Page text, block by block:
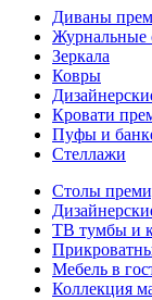
Диваны
Журнальные
Зеркала
Ковры
Кровати
Пуфы и
Стеллажи
Столы
ТВ тумбы и
Мебель в
Коллекция